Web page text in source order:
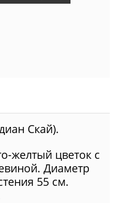
Скай).
желтый цветок с
Диаметр
55 см.